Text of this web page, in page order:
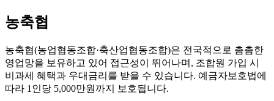
농축협
농축협(농업협동조합·축산업협동조합)은 전국적으로 촘촘한
영업망을 보유하고 있어 접근성이 뛰어나며, 조합원 가입 시
비과세 혜택과 우대금리를 받을 수 있습니다. 예금자보호법에
따라 1인당 5,000만원까지 보호됩니다.